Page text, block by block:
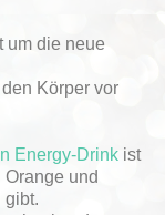
um die neue
Körper vor
Energy-Drink ist
und
gibt.